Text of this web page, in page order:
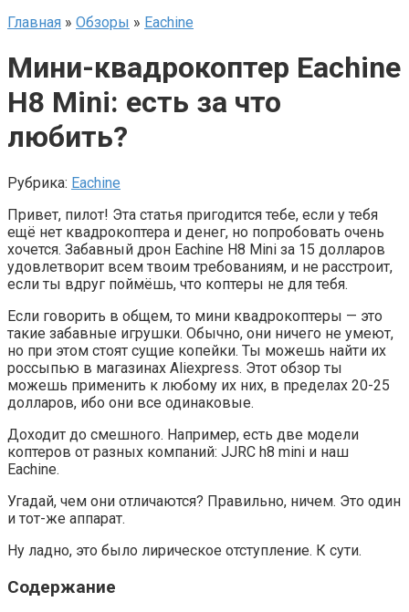
Главная » Обзоры » Eachine
Мини-квадрокоптер Eachine
H8 Mini: есть за что
любить?
Рубрика: Eachine
Привет, пилот! Эта статья пригодится тебе, если у тебя
ещё нет квадрокоптера и денег, но попробовать очень
хочется. Забавный дрон Eachine H8 Mini за 15 долларов
удовлетворит всем твоим требованиям, и не расстроит,
если ты вдруг поймёшь, что коптеры не для тебя.
Если говорить в общем, то мини квадрокоптеры — это
такие забавные игрушки. Обычно, они ничего не умеют,
но при этом стоят сущие копейки. Ты можешь найти их
россыпью в магазинах Aliexpress. Этот обзор ты
можешь применить к любому их них, в пределах 20-25
долларов, ибо они все одинаковые.
Доходит до смешного. Например, есть две модели
коптеров от разных компаний: JJRC h8 mini и наш
Eachine.
Угадай, чем они отличаются? Правильно, ничем. Это один
и тот-же аппарат.
Ну ладно, это было лирическое отступление. К сути.
Содержание